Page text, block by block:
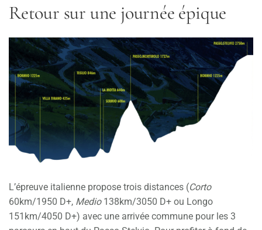
Retour sur une journée épique
L’épreuve italienne propose trois distances (Corto
60km/1950 D+, Medio 138km/3050 D+ ou Longo
151km/4050 D+) avec une arrivée commune pour les 3